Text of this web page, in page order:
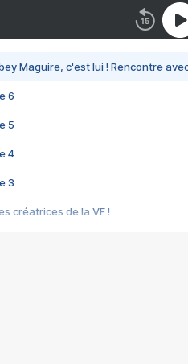
Maguire, c'est lui ! Rencontre
6
5
4
3
créatrices de la VF !